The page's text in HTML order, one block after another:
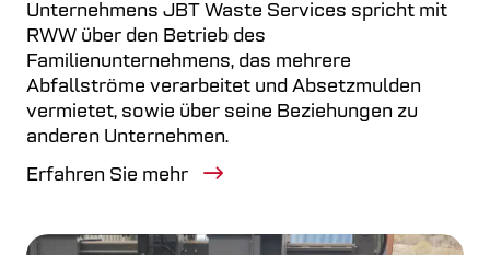
Unternehmens JBT Waste Services spricht mit
RWW über den Betrieb des
Familienunternehmens, das mehrere
Abfallströme verarbeitet und Absetzmulden
vermietet, sowie über seine Beziehungen zu
anderen Unternehmen.
Erfahren Sie mehr